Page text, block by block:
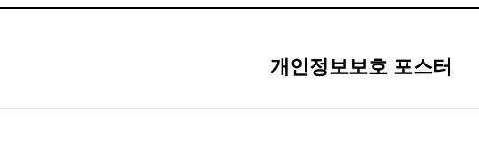
개인정보보호 포스터